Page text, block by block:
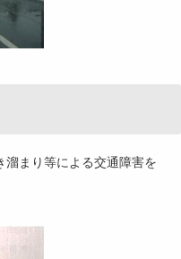
溜まり等による交通障害を